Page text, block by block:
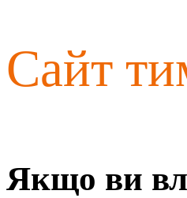
Сайт
Якщо ви